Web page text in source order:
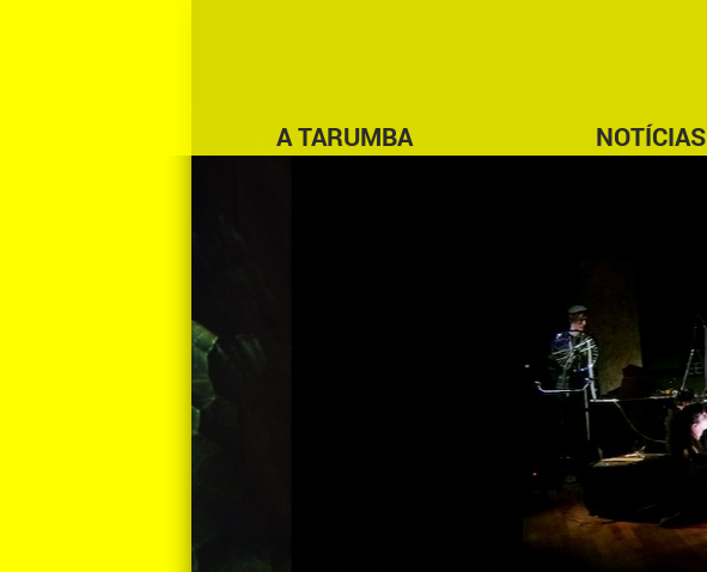
A TARUMBA NOTÍCIAS